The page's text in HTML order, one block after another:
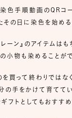
色手順動画のQRコー
の日に染色を始める
ーン』のアイテムはも
小物も染めることがで
を買って終わりではなく
の手をかけて育ててい
フトとしてもおすすめ